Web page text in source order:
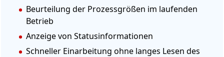
Beurteilung der Prozessgrößen im laufenden
Betrieb
Anzeige von Statusinformationen
Schneller Einarbeitung ohne langes Lesen des